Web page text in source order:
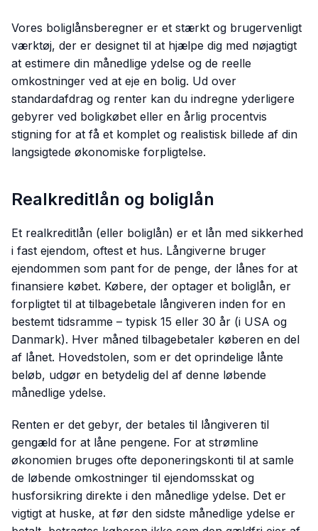
Vores boliglånsberegner er et stærkt og brugervenligt
værktøj, der er designet til at hjælpe dig med nøjagtigt
at estimere din månedlige ydelse og de reelle
omkostninger ved at eje en bolig. Ud over
standardafdrag og renter kan du indregne yderligere
gebyrer ved boligkøbet eller en årlig procentvis
stigning for at få et komplet og realistisk billede af din
langsigtede økonomiske forpligtelse.
Realkreditlån og boliglån
Et realkreditlån (eller boliglån) er et lån med sikkerhed
i fast ejendom, oftest et hus. Långiverne bruger
ejendommen som pant for de penge, der lånes for at
finansiere købet. Købere, der optager et boliglån, er
forpligtet til at tilbagebetale långiveren inden for en
bestemt tidsramme – typisk 15 eller 30 år (i USA og
Danmark). Hver måned tilbagebetaler køberen en del
af lånet. Hovedstolen, som er det oprindelige lånte
beløb, udgør en betydelig del af denne løbende
månedlige ydelse.
Renten er det gebyr, der betales til långiveren til
gengæld for at låne pengene. For at strømline
økonomien bruges ofte deponeringskonti til at samle
de løbende omkostninger til ejendomsskat og
husforsikring direkte i den månedlige ydelse. Det er
vigtigt at huske, at før den sidste månedlige ydelse er